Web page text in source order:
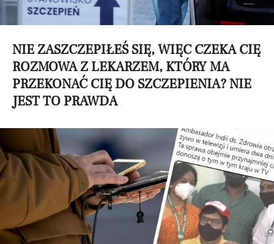
NIE ZASZCZEPIŁEŚ SIĘ, WIĘC CZEKA CIĘ
ROZMOWA Z LEKARZEM, KTÓRY MA
PRZEKONAĆ CIĘ DO SZCZEPIENIA? NIE
JEST TO PRAWDA